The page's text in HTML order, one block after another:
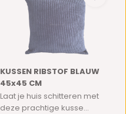
KUSSEN RIBSTOF BLAUW
45x45 CM
Laat je huis schitteren met
deze prachtige kusse...